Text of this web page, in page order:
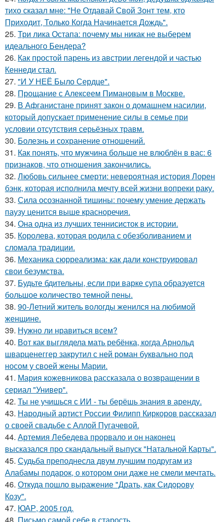
тихо сказал мне: "Не Отдавай Свой Зонт тем, кто
Приходит, Только Когда Начинается Дождь".
25. Три лика Остапа: почему мы никак не выберем
идеального Бендера?
26. Как простой парень из австрии легендой и частью
Кеннеди стал.
27. "И У НЕЁ Было Сердце".
28. Прощание с Алексеем Пимановым в Москве.
29. В Афганистане принят закон о домашнем насилии,
который допускает применение силы в семье при
условии отсутствия серьёзных травм.
30. Болезнь и сохранение отношений.
31. Как понять, что мужчина больше не влюблён в вас: 6
признаков, что отношения закончились.
32. Любовь сильнее смерти: невероятная история Лорен
бэнк, которая исполнила мечту всей жизни вопреки раку.
33. Сила осознанной тишины: почему умение держать
паузу ценится выше красноречия.
34. Она одна из лучших теннисисток в истории.
35. Королева, которая родила с обезболиванием и
сломала традиции.
36. Механика сюрреализма: как дали конструировал
свои безумства.
37. Будьте бдительны, если при варке супа образуется
большое количество темной пены.
38. 90-Летний житель вологды женился на любимой
женщине.
39. Нужно ли нравиться всем?
40. Вот как выглядела мать ребёнка, когда Арнольд
шварценеггер закрутил с ней роман буквально под
носом у своей жены Марии.
41. Мария кожевникова рассказала о возвращении в
сериал "Универ".
42. Ты не учишься с ИИ - ты берёшь знания в аренду.
43. Народный артист России Филипп Киркоров рассказал
о своей свадьбе с Аллой Пугачевой.
44. Артемия Лебедева прорвало и он наконец
высказался про скандальный выпуск "Натальной Карты".
45. Судьба преподнесла двум лучшим подругам из
Алабамы подарок, о котором они даже не смели мечтать.
46. Откуда пошло выражение "Драть, кaк Сидopoву
Кoзу".
47. ЮАР, 2005 год.